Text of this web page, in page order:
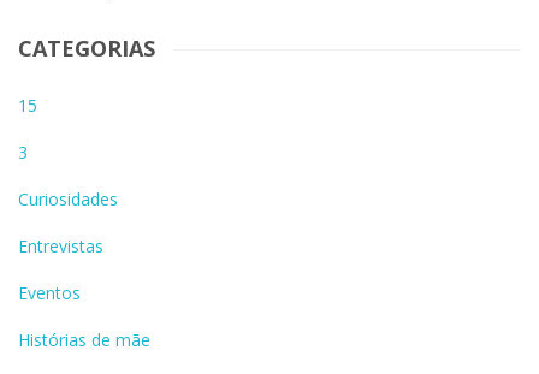
CATEGORIAS
15
3
Curiosidades
Entrevistas
Eventos
Histórias de mãe